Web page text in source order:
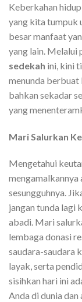
Keberkahan
yang kita tumpuk
besar manfaat
yang lain. Melalui
sedekah ini, kini
menunda berbuat
bahkan sekadar
yang
Mari Salurkan
Mengetahui
mengamalkannya
sesungguhnya.
jangan tunda lagi
abadi. Mari
lembaga donasi
saudara-saudara
layak, serta
sisihkan hari ini
Anda di dunia dan